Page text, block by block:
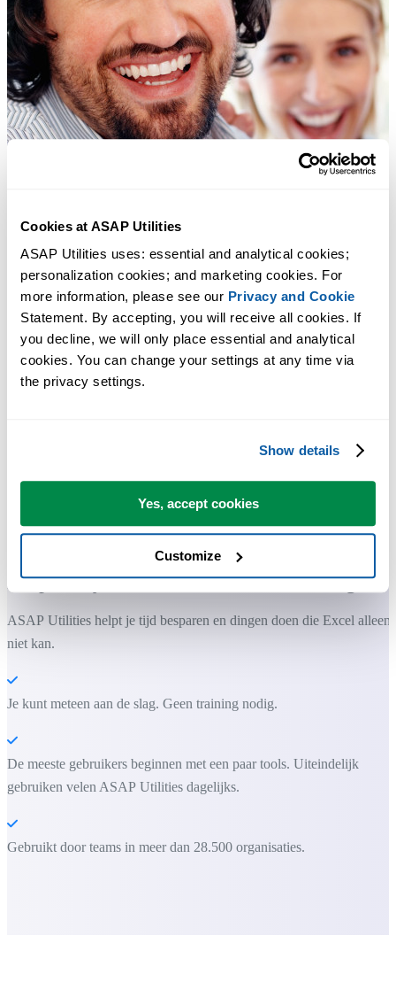
Cookies at ASAP Utilities
ASAP Utilities uses: essential and analytical cookies;
personalization cookies; and marketing cookies. For
more information, please see our Privacy and Cookie
Statement. By accepting, you will receive all cookies. If
you decline, we will only place essential and analytical
cookies. You can change your settings at any time via
the privacy settings.
Show details
Yes, accept cookies
Customize
Praktische tools die veel Excel-gebruikers in Excel missen.
Bespaar tijd in Excel. Snel en eenvoudig.
ASAP Utilities helpt je tijd besparen en dingen doen die Excel alleen
niet kan.
Je kunt meteen aan de slag. Geen training nodig.
De meeste gebruikers beginnen met een paar tools. Uiteindelijk
gebruiken velen ASAP Utilities dagelijks.
Gebruikt door teams in meer dan 28.500 organisaties.